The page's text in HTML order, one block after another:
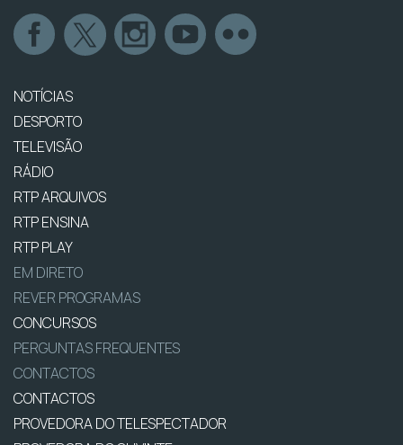
NOTÍCIAS
DESPORTO
TELEVISÃO
RÁDIO
RTP ARQUIVOS
RTP ENSINA
RTP PLAY
EM DIRETO
REVER PROGRAMAS
CONCURSOS
PERGUNTAS FREQUENTES
CONTACTOS
CONTACTOS
PROVEDORA DO TELESPECTADOR